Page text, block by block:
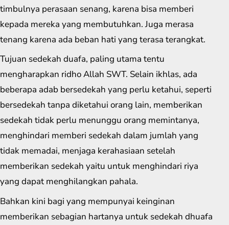
timbulnya perasaan senang, karena bisa memberi
kepada mereka yang membutuhkan. Juga merasa
tenang karena ada beban hati yang terasa terangkat.
Tujuan sedekah duafa, paling utama tentu
mengharapkan ridho Allah SWT. Selain ikhlas, ada
beberapa adab bersedekah yang perlu ketahui, seperti
bersedekah tanpa diketahui orang lain, memberikan
sedekah tidak perlu menunggu orang memintanya,
menghindari memberi sedekah dalam jumlah yang
tidak memadai, menjaga kerahasiaan setelah
memberikan sedekah yaitu untuk menghindari riya
yang dapat menghilangkan pahala.
Bahkan kini bagi yang mempunyai keinginan
memberikan sebagian hartanya untuk sedekah dhuafa